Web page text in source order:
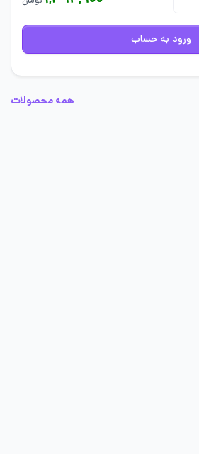
ورود به حساب
همه محصولات